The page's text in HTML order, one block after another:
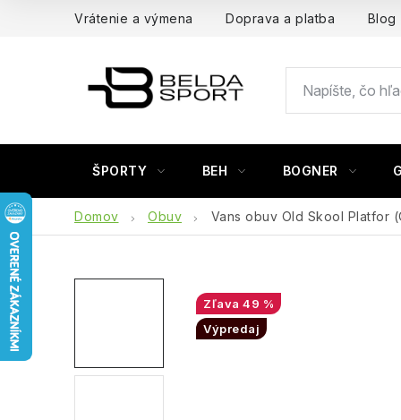
Vrátenie a výmena Doprava a platba Blog
ŠPORTY BEH BOGNER
Domov Obuv Vans obuv Old Skool Platfor
49 %
Výpredaj